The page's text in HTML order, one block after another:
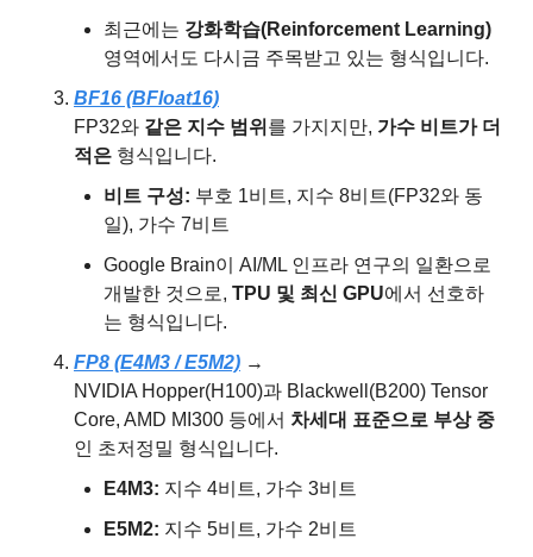
최근에는 강화학습(Reinforcement Learning)
영역에서도 다시금 주목받고 있는 형식입니다.
BF16 (BFloat16)
FP32와 같은 지수 범위 를 가지지만, 가수 비트가 더
적은 형식입니다.
비트 구성: 부호 1비트, 지수 8비트(FP32와 동
일), 가수 7비트
Google Brain이 AI/ML 인프라 연구의 일환으로
개발한 것으로, TPU 및 최신 GPU에서 선호하
는 형식입니다.
FP8 (E4M3 / E5M2) →
NVIDIA Hopper(H100)과 Blackwell(B200) Tensor
Core, AMD MI300 등에서 차세대 표준으로 부상 중
인 초저정밀 형식입니다.
E4M3: 지수 4비트, 가수 3비트
E5M2: 지수 5비트, 가수 2비트